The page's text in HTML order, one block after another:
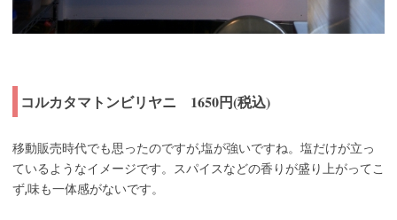
コルカタマトンビリヤニ 1650円(税込)
移動販売時代でも思ったのですが,塩が強いですね。塩だけが立っ
ているようなイメージです。スパイスなどの香りが盛り上がってこ
ず,味も一体感がないです。